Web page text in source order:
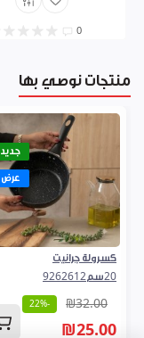
0
منتجات نوصي بها
جديد
عرض
كسرولة جرانيت
20سم9262612
₪32.00
-22%
₪25.00